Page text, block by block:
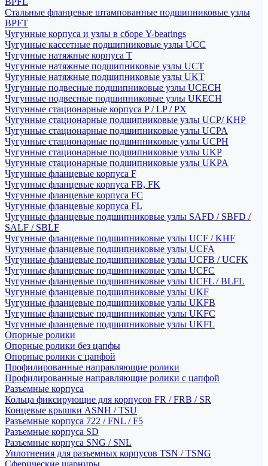
Стальные фланцевые штампованные подшипниковые узлы
BPFT
Чугунные корпуса и узлы в сборе Y-bearings
Чугунные кассетные подшипниковые узлы UCC
Чугунные натяжные корпуса T
Чугунные натяжные подшипниковые узлы UCT
Чугунные натяжные подшипниковые узлы UKT
Чугунные подвесные подшипниковые узлы UCECH
Чугунные подвесные подшипниковые узлы UKECH
Чугунные стационарные корпуса P / LP / PX
Чугунные стационарные подшипниковые узлы UCP/ KHP
Чугунные стационарные подшипниковые узлы UCPA
Чугунные стационарные подшипниковые узлы UCPH
Чугунные стационарные подшипниковые узлы UKP
Чугунные стационарные подшипниковые узлы UKPA
Чугунные фланцевые корпуса F
Чугунные фланцевые корпуса FB, FK
Чугунные фланцевые корпуса FC
Чугунные фланцевые корпуса FL
Чугунные фланцевые подшипниковые узлы SAFD / SBFD /
SALF / SBLF
Чугунные фланцевые подшипниковые узлы UCF / KHF
Чугунные фланцевые подшипниковые узлы UCFA
Чугунные фланцевые подшипниковые узлы UCFB / UCFK
Чугунные фланцевые подшипниковые узлы UCFC
Чугунные фланцевые подшипниковые узлы UCFL / BLFL
Чугунные фланцевые подшипниковые узлы UKF
Чугунные фланцевые подшипниковые узлы UKFB
Чугунные фланцевые подшипниковые узлы UKFC
Чугунные фланцевые подшипниковые узлы UKFL
Опорные ролики
Опорные ролики без цапфы
Опорные ролики с цапфой
Профилированные направляющие ролики
Профилированные направляющие ролики с цапфой
Разъемные корпуса
Кольца фиксирующие для корпусов FR / FRB / SR
Концевые крышки ASNH / TSU
Разъемные корпуса 722 / FNL / F5
Разъемные корпуса SD
Разъемные корпуса SNG / SNL
Уплотнения для разъемных корпусов TSN / TSNG
Сферические шарниры